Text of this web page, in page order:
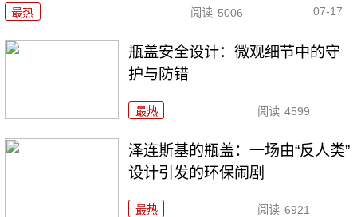
最热 阅读 5006 07-17
瓶盖安全设计：微观细节中的守
护与防错
最热 阅读 4599
泽连斯基的瓶盖：一场由“反人类”
设计引发的环保闹剧
最热 阅读 6921